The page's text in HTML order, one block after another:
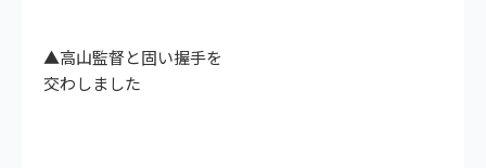
▲高山監督と固い握手を
交わしました